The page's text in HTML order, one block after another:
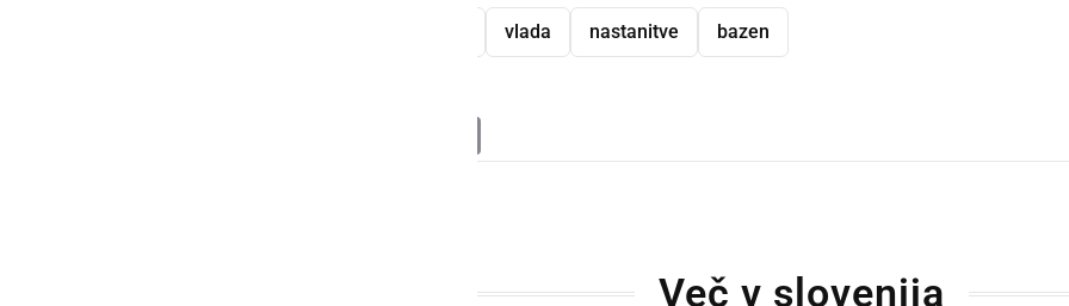
vlada nastanitve bazen
PrintFriendly
Več v slovenija